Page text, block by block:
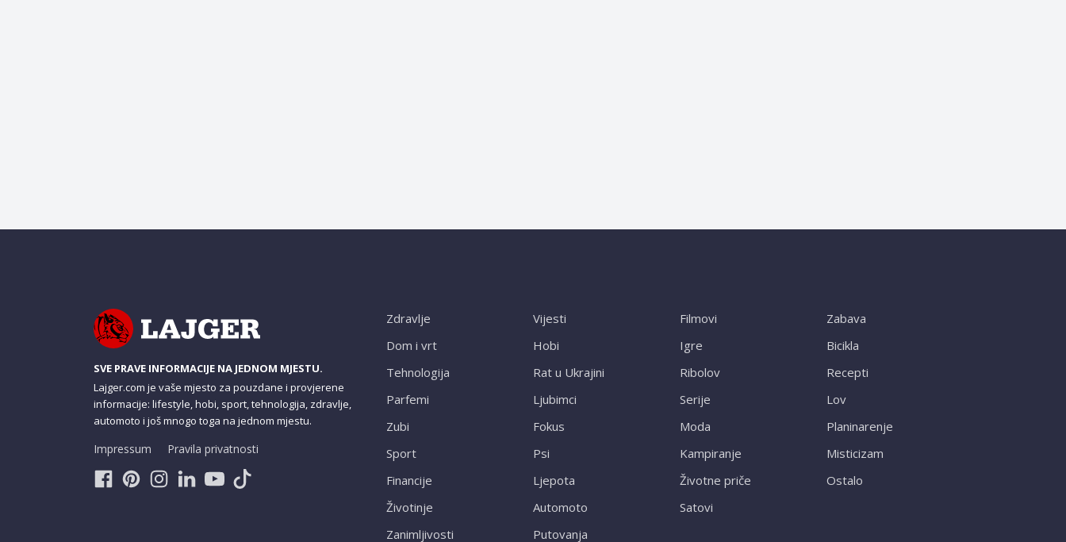
SVE PRAVE INFORMACIJE NA JEDNOM MJESTU.
Lajger.com je vaše mjesto za pouzdane i provjerene
informacije: lifestyle, hobi, sport, tehnologija, zdravlje,
automoto i još mnogo toga na jednom mjestu.
Impressum Pravila privatnosti
Zdravlje
Dom i vrt
Tehnologija
Parfemi
Zubi
Sport
Financije
Životinje
Zanimljivosti
Vijesti
Hobi
Rat u Ukrajini
Ljubimci
Fokus
Psi
Ljepota
Automoto
Putovanja
Filmovi
Igre
Ribolov
Serije
Moda
Kampiranje
Životne priče
Satovi
Zabava
Bicikla
Recepti
Lov
Planinarenje
Misticizam
Ostalo